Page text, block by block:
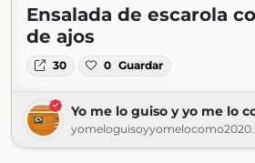
Ensalada de escarola
de ajos
30 0 Guardar
Yo me lo guiso y yo me lo